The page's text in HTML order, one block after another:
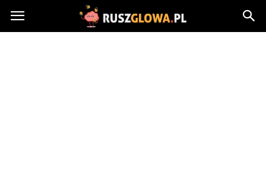
Ruszglowa.pl